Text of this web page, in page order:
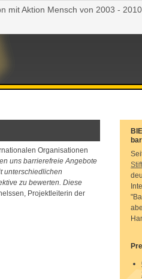
mit Aktion Mensch von 2003 - 2010.
Organisationen
uns barrierefreie Angebote
unterschiedlichen
zu bewerten. Diese
Projektleiterin der